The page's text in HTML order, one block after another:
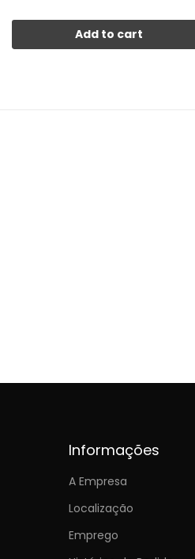
Add to cart
Informações
A Empresa
Localização
Emprego